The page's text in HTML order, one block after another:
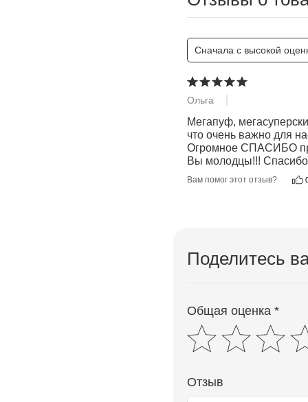
Сначала с высокой
Ольга
Мегапуф,
что очень важно для
Огромное СПАСИБО
Вы молодцы!!!
Вам помог этот отзыв?
Поделитесь
Общая оценка *
Отзыв